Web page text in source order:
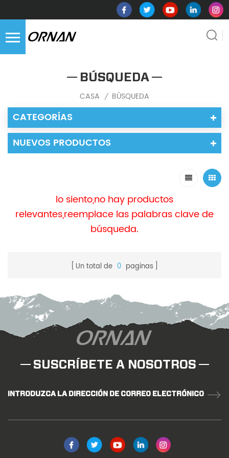
BÚSQUEDA
CASA / BÚSQUEDA
CATEGORÍAS
NUEVOS PRODUCTOS
lo siento,no hay productos
relevantes,reemplace las palabras clave de
búsqueda.
Un total de 0 paginas
SUSCRÍBETE A NOSOTROS
INTRODUZCA LA DIRECCIÓN DE CORREO ELECTRÓNICO